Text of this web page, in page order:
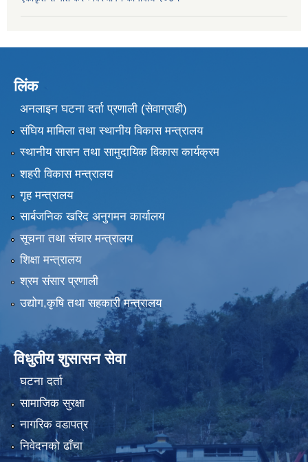
लिंक
अनलाइन घटना दर्ता प्रणाली (सेवाग्राही)
संघिय मामिला तथा स्थानीय विकास मन्त्रालय
स्थानीय सासन तथा सामुदायिक विकास कार्यक्रम
शहरी विकास मन्त्रालय
गृह मन्त्रालय
सार्बजनिक खरिद अनुगमन कार्यालय
सूचना तथा संचार मन्त्रालय
शिक्षा मन्त्रालय
श्रम संसार प्रणाली
उद्योग,कृषि तथा सहकारी मन्त्रालय
विधुतीय शुसासन सेवा
घटना दर्ता
सामाजिक सुरक्षा
नागरिक वडापत्र
निवेदनको ढाँचा